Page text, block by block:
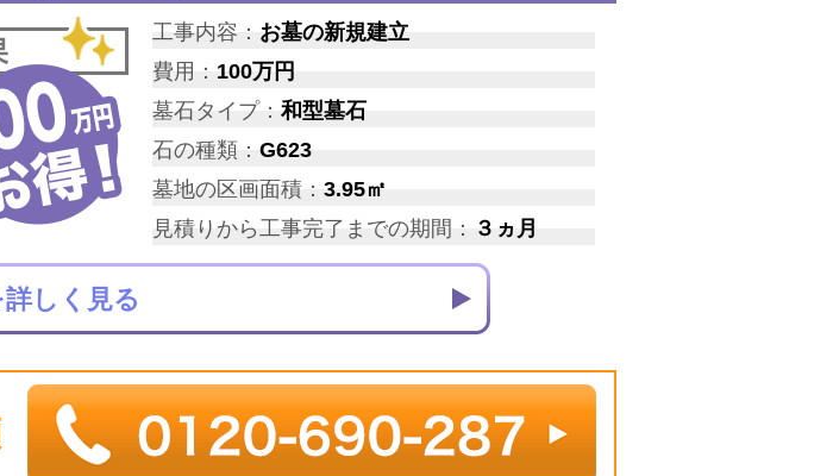
工事内容： お墓の新規建立
費用： 100万円
墓石タイプ：和型墓石
石の種類： G623
墓地の区画面積： 3.95㎡
見積りから工事完了までの期間： ３ヵ月
しく見る